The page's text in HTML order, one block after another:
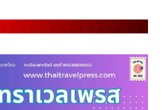
. . . . . . . . . . . . . . .